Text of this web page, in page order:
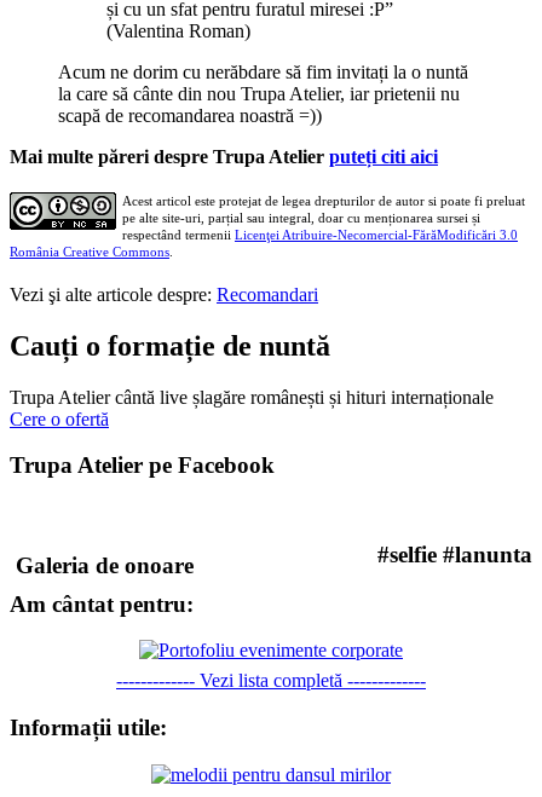
și cu un sfat pentru furatul miresei :P”
(Valentina Roman)
Acum ne dorim cu nerăbdare să fim invitați la o nuntă
la care să cânte din nou Trupa Atelier, iar prietenii nu
scapă de recomandarea noastră =))
Mai multe păreri despre Trupa Atelier puteți citi aici
Acest articol este protejat de legea drepturilor de autor si poate fi preluat
pe alte site-uri, parțial sau integral, doar cu menționarea sursei și
respectând termenii Licenţei Atribuire-Necomercial-FărăModificări 3.0
România Creative Commons
Vezi şi alte articole despre: Recomandari
Cauți o formație de nuntă
Trupa Atelier cântă live șlagăre românești și hituri internaționale
Cere o ofertă
Trupa Atelier pe Facebook
Galeria de onoare
#selfie #lanunta
Am cântat pentru:
------------- Vezi lista completă -------------
Informații utile: